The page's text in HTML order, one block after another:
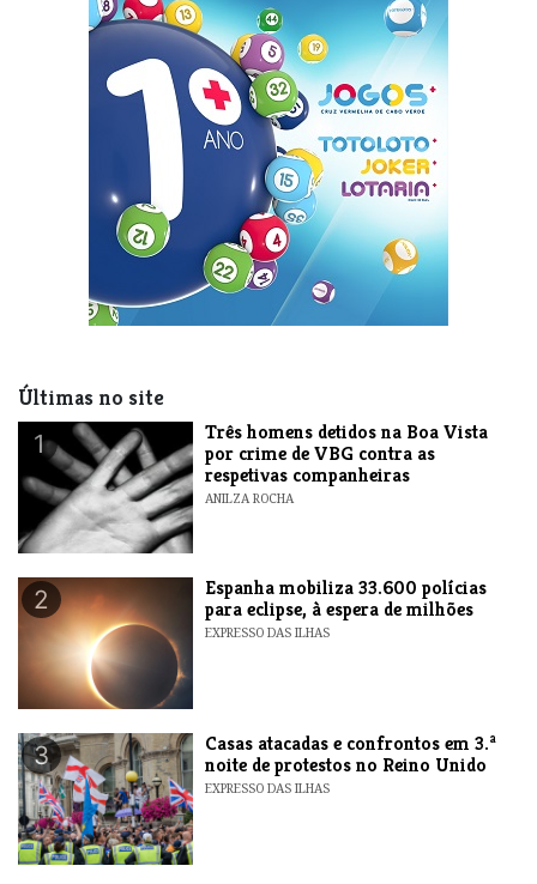
Últimas no site
1
Três homens detidos na Boa Vista
por crime de VBG contra as
respetivas companheiras
ANILZA ROCHA
2
Espanha mobiliza 33.600 polícias
para eclipse, à espera de milhões
EXPRESSO DAS ILHAS
3
Casas atacadas e confrontos em 3.ª
noite de protestos no Reino Unido
EXPRESSO DAS ILHAS